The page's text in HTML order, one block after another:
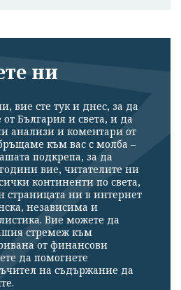
ни
вие сте тук и днес, за да
България и света, и да
анализи и коментари от
към вас с молба –
подкрепа, за да
вие, читателите ни
континенти по света,
страницата ни в интернет
независима и
Вие можете да
стремеж към
от финансови
да помогнете
на съдържание да